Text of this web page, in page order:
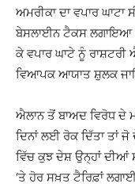
ਅਮਰੀਕਾ ਦਾ ਵਪਾਰ ਘਾਟਾ
ਬੇਸਲਾਈਨ ਟੈਕਸ ਲਗਾਇਆ
ਕੇ ਵਪਾਰ ਘਾਟੇ ਨੂੰ ਰਾਸ਼ਟਰੀ
ਵਿਆਪਕ ਆਯਾਤ ਸ਼ੁਲਕ
ਐਲਾਨ ਤੋਂ ਬਾਅਦ ਵਿਰੋਧ ਦੇ
ਦਿਨਾਂ ਲਈ ਰੋਕ ਦਿੱਤਾ ਤਾਂ
ਵਿੱਚ ਕੁਝ ਦੇਸ਼ ਉਨ੍ਹਾਂ ਦੀਆਂ
‘ਤੇ ਹੋਰ ਸਖ਼ਤ ਟੈਰਿਫ਼ਾਂ